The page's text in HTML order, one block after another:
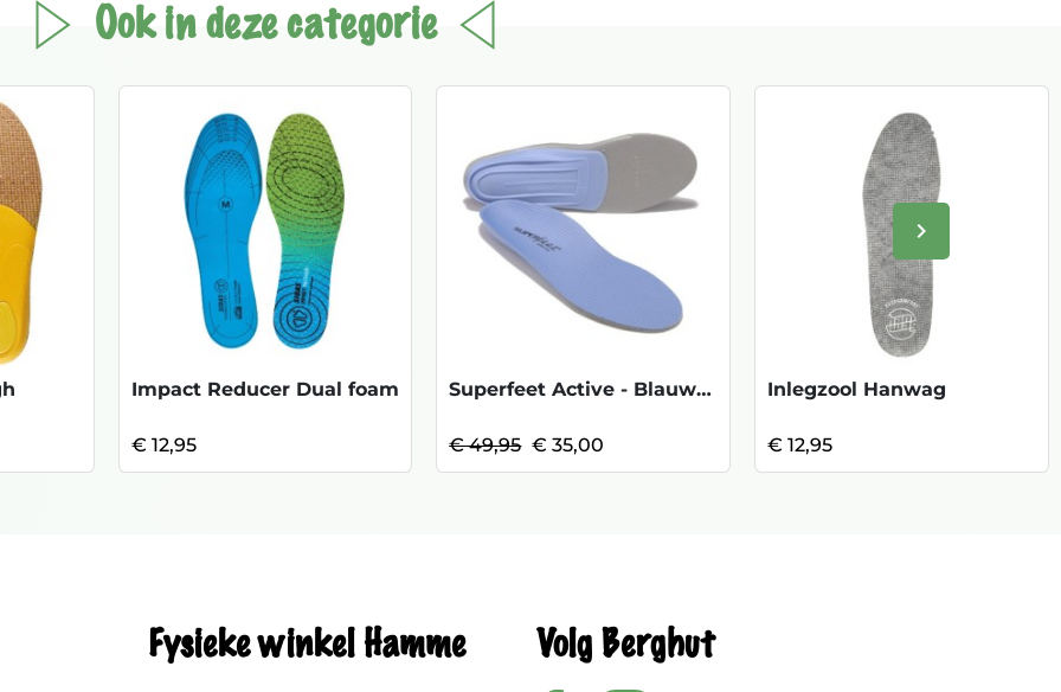
Ook in deze categorie
Volgende
keyboard_arrow_right
Impact Reducer Dual foam
€ 12,95
Superfeet Active - Blauw KOOPJE
€ 49,95 € 35,00
Inlegzool Hanwag
€ 12,95
Fysieke winkel Hamme Volg Berghut